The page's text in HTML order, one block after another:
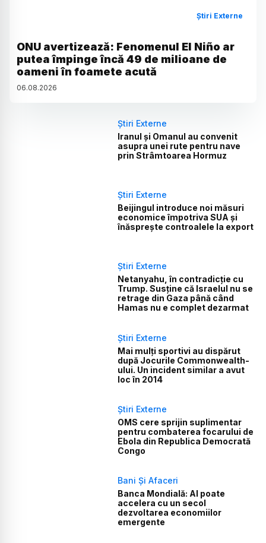
Știri Externe
ONU avertizează: Fenomenul El Niño ar
putea împinge încă 49 de milioane de
oameni în foamete acută
06.08.2026
Știri Externe
Iranul și Omanul au convenit
asupra unei rute pentru nave
prin Strâmtoarea Hormuz
Știri Externe
Beijingul introduce noi măsuri
economice împotriva SUA și
înăsprește controalele la export
Știri Externe
Netanyahu, în contradicție cu
Trump. Susține că Israelul nu se
retrage din Gaza până când
Hamas nu e complet dezarmat
Știri Externe
Mai mulți sportivi au dispărut
după Jocurile Commonwealth-
ului. Un incident similar a avut
loc în 2014
Știri Externe
OMS cere sprijin suplimentar
pentru combaterea focarului de
Ebola din Republica Democrată
Congo
Bani Și Afaceri
Banca Mondială: AI poate
accelera cu un secol
dezvoltarea economiilor
emergente